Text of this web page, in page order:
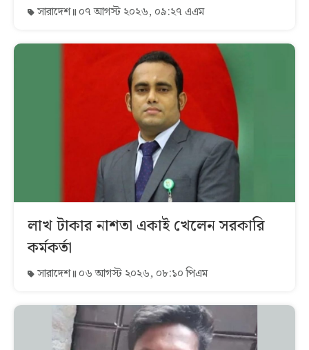
সারাদেশ ০৭ আগস্ট ২০২৬, ০৯:২৭ এএম
লাখ টাকার নাশতা একাই খেলেন সরকারি
কর্মকর্তা
সারাদেশ ০৬ আগস্ট ২০২৬, ০৮:১০ পিএম